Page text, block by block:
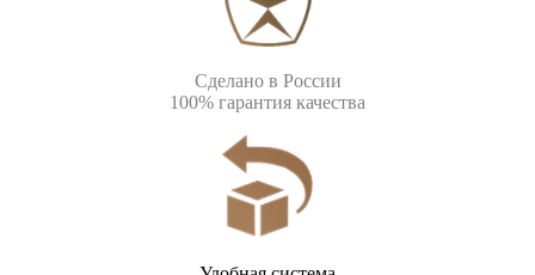
Сделано в России
100% гарантия качества